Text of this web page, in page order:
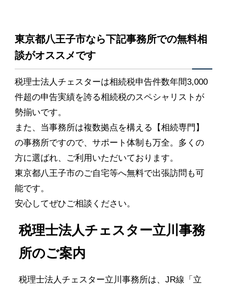
東京都八王子市なら下記事務所での無料相
談がオススメです
税理士法人チェスターは相続税申告件数年間3,000
件超の申告実績を誇る相続税のスペシャリストが
勢揃いです。
また、当事務所は複数拠点を構える【相続専門】
の事務所ですので、サポート体制も万全。多くの
方に選ばれ、ご利用いただいております。
東京都八王子市のご自宅等へ無料で出張訪問も可
能です。
安心してぜひご相談ください。
税理士法人チェスター立川事務
所のご案内
税理士法人チェスター立川事務所は、JR線「立